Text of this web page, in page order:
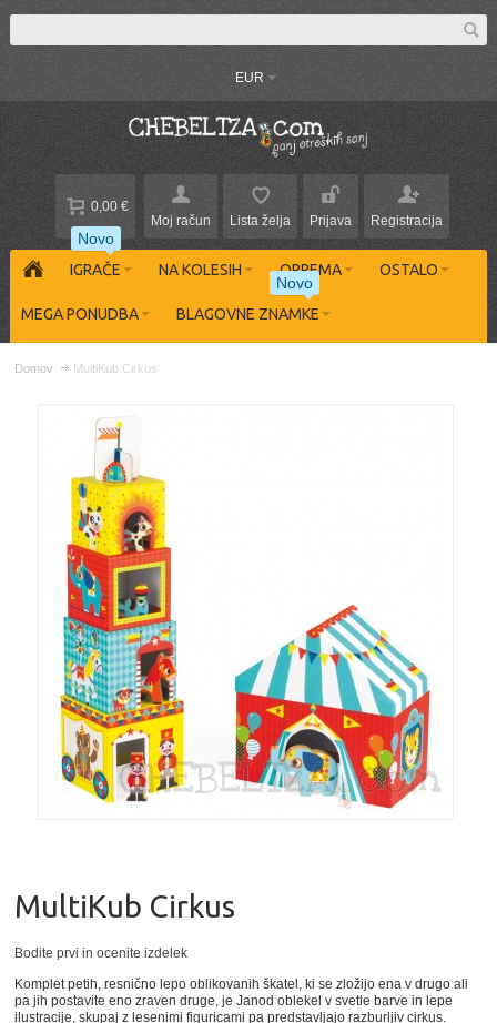
EUR
0,00 €
Moj račun
Lista želja Prijava Registracija
IGRAČE
Novo
NA KOLESIH
OPREMA OSTALO
MEGA PONUDBA BLAGOVNE ZNAMKE
Novo
Domov MultiKub Cirkus
MultiKub Cirkus
Bodite prvi in ocenite izdelek
Komplet petih, resnično lepo oblikovanih škatel, ki se zložijo ena v drugo ali
pa jih postavite eno zraven druge, je Janod oblekel v svetle barve in lepe
ilustracije, skupaj z lesenimi figuricami pa predstavljajo razburljiv cirkus.